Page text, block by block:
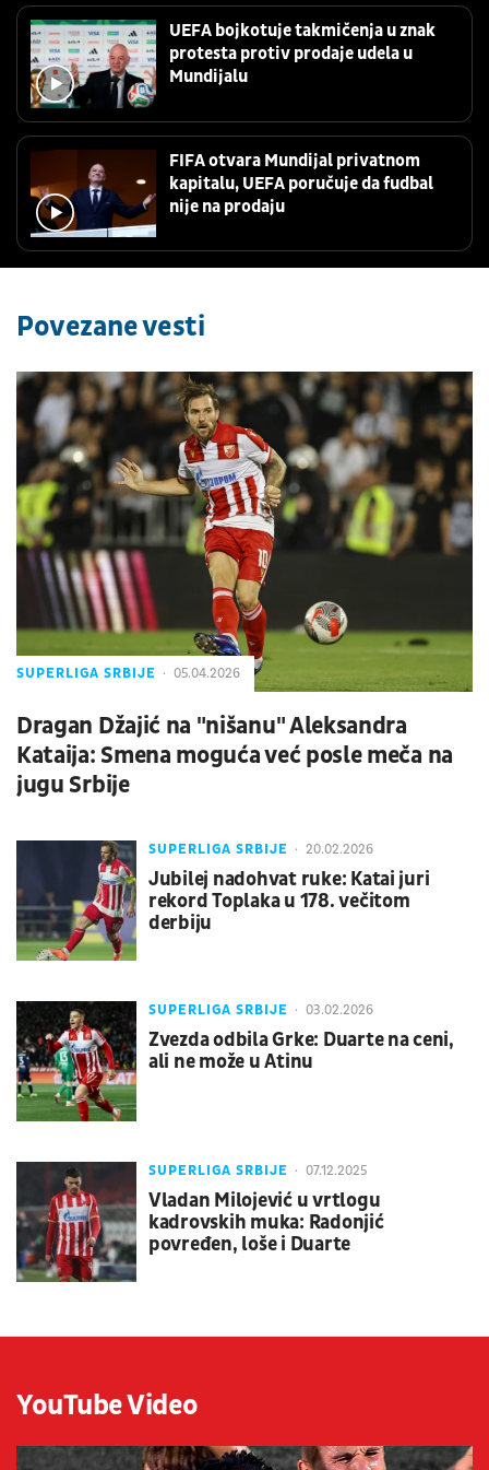
UEFA bojkotuje takmičenja u znak
protesta protiv prodaje udela u
Mundijalu
FIFA otvara Mundijal privatnom
kapitalu, UEFA poručuje da fudbal
nije na prodaju
Povezane vesti
SUPERLIGA SRBIJE 05.04.2026
Dragan Džajić na "nišanu" Aleksandra
Kataija: Smena moguća već posle meča na
jugu Srbije
SUPERLIGA SRBIJE 20.02.2026
Jubilej nadohvat ruke: Katai juri
rekord Toplaka u 178. večitom
derbiju
SUPERLIGA SRBIJE 03.02.2026
Zvezda odbila Grke: Duarte na ceni,
ali ne može u Atinu
SUPERLIGA SRBIJE 07.12.2025
Vladan Milojević u vrtlogu
kadrovskih muka: Radonjić
povređen, loše i Duarte
YouTube Video